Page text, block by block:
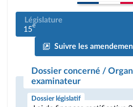
Législature
15e
Suivre les
Dossier concerné /
examinateur
Dossier législatif